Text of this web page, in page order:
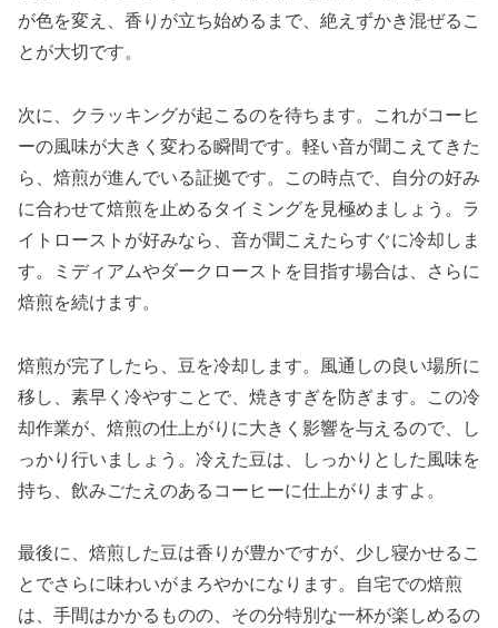
が色を変え、香りが立ち始めるまで、絶えずかき混ぜるこ
とが大切です。
次に、クラッキングが起こるのを待ちます。これがコーヒ
ーの風味が大きく変わる瞬間です。軽い音が聞こえてきた
ら、焙煎が進んでいる証拠です。この時点で、自分の好み
に合わせて焙煎を止めるタイミングを見極めましょう。ラ
イトローストが好みなら、音が聞こえたらすぐに冷却しま
す。ミディアムやダークローストを目指す場合は、さらに
焙煎を続けます。
焙煎が完了したら、豆を冷却します。風通しの良い場所に
移し、素早く冷やすことで、焼きすぎを防ぎます。この冷
却作業が、焙煎の仕上がりに大きく影響を与えるので、し
っかり行いましょう。冷えた豆は、しっかりとした風味を
持ち、飲みごたえのあるコーヒーに仕上がりますよ。
最後に、焙煎した豆は香りが豊かですが、少し寝かせるこ
とでさらに味わいがまろやかになります。自宅での焙煎
は、手間はかかるものの、その分特別な一杯が楽しめるの